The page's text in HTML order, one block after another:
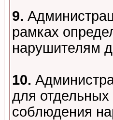
9.
рамках
нарушителям
10.
для отдельных
соблюдения